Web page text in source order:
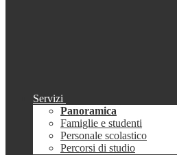
Servizi
Panoramica
Famiglie e studenti
Personale scolastico
Percorsi di studio